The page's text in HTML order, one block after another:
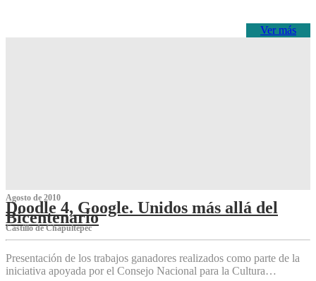
Ver más
Agosto de 2010
Doodle 4, Google. Unidos más allá del
Bicentenario
Castillo de Chapultepec
Presentación de los trabajos ganadores realizados como parte de la
iniciativa apoyada por el Consejo Nacional para la Cultura…